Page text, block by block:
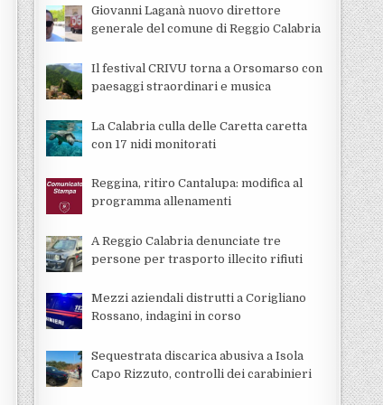
Giovanni Laganà nuovo direttore
generale del comune di Reggio Calabria
Il festival CRIVU torna a Orsomarso con
paesaggi straordinari e musica
La Calabria culla delle Caretta caretta
con 17 nidi monitorati
Reggina, ritiro Cantalupa: modifica al
programma allenamenti
A Reggio Calabria denunciate tre
persone per trasporto illecito rifiuti
Mezzi aziendali distrutti a Corigliano
Rossano, indagini in corso
Sequestrata discarica abusiva a Isola
Capo Rizzuto, controlli dei carabinieri